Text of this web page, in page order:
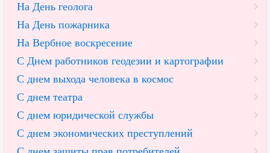
На День геолога
На День пожарника
На Вербное воскресение
С Днем работников геодезии и картографии
С днем выхода человека в космос
С днем театра
С днем юридической службы
С днем экономических преступлений